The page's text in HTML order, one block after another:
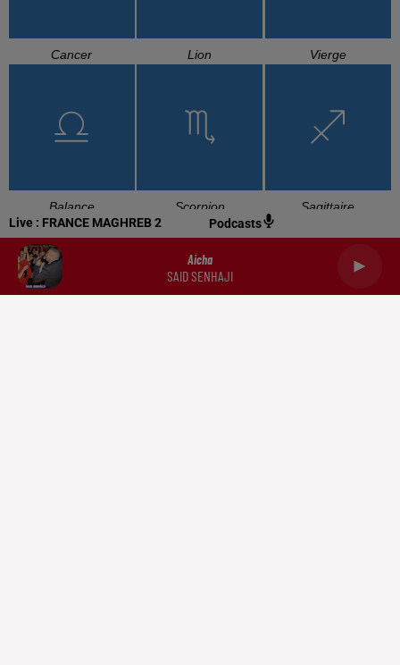
Live : FRANCE MAGHREB 2 Podcasts
Aicha
SAID SENHAJI
Cancer Lion Vierge
Balance Scorpion Sagittaire